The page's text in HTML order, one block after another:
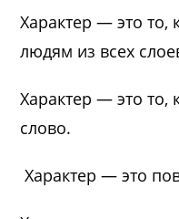
Характер — это то,
людям из всех
Характер — это
слово.
Характер — это